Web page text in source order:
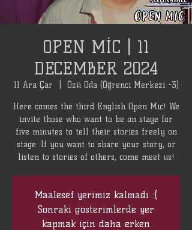
OPEN MİC | 11
DECEMBER 2024
11 Ara Çar Özü Oda (Öğrenci Merkezi -3)
Here comes the third English Open Mic! We
invite those who want to be on stage for
five minutes to tell their stories freely on
stage. If you want to share your story, or
listen to stories of others, come meet us!
Maalesef yerimiz kalmadı :(
Sonraki gösterimlerde yer
kapmak için daha erken